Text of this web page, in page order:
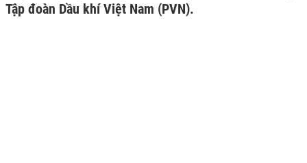
Tập đoàn Dầu khí Việt Nam (PVN).